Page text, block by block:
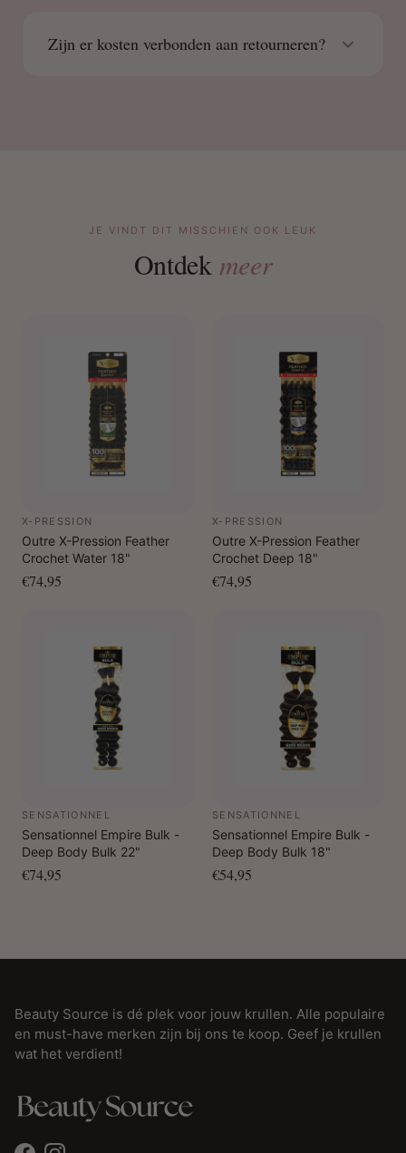
Zijn er kosten verbonden aan retourneren?
JE VINDT DIT MISSCHIEN OOK LEUK
Ontdek meer
X-PRESSION
Outre X-Pression Feather
Crochet Water 18"
€74,95
X-PRESSION
Outre X-Pression Feather
Crochet Deep 18"
€74,95
SENSATIONNEL
Sensationnel Empire Bulk -
Deep Body Bulk 22"
€74,95
SENSATIONNEL
Sensationnel Empire Bulk -
Deep Body Bulk 18"
€54,95
Beauty Source is dé plek voor jouw krullen. Alle populaire
en must-have merken zijn bij ons te koop. Geef je krullen
wat het verdient!